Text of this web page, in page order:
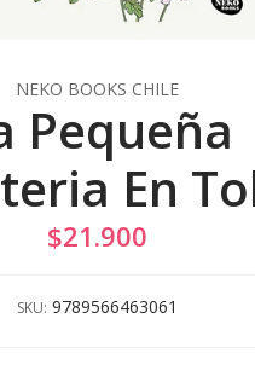
NEKO BOOKS CHILE
Pequeña
En
$21.900
SKU: 9789566463061